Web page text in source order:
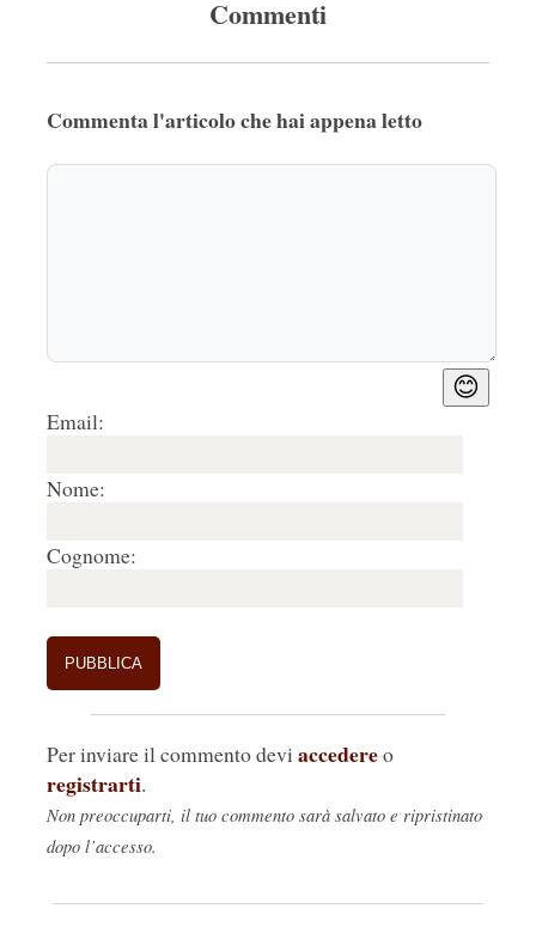
Commenti
Commenta l'articolo che hai appena letto
😊
Email:
Nome:
Cognome:
Per inviare il commento devi accedereo
registrarti.
Non preoccuparti, il tuo commento sarà salvato e ripristinato
dopo l’accesso.